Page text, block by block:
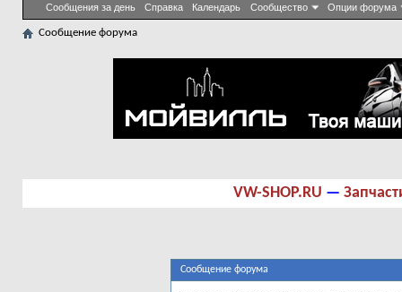
Сообщения за день Справка Календарь Сообщество Опции форума
Сообщение форума
VW-SHOP.RU —
Сообщение форума